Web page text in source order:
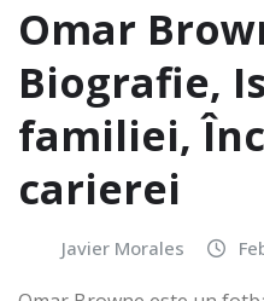
Omar
Biografie,
familiei,
carierei
Javier Morales